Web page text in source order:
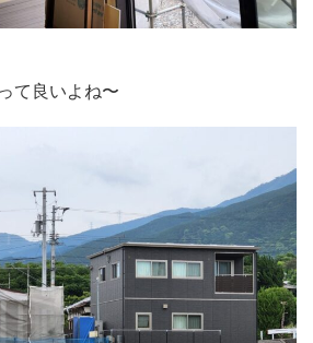
て良いよね〜